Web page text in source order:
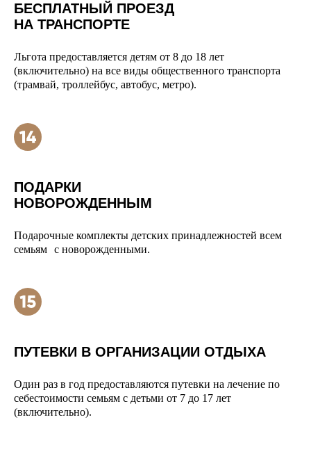
БЕСПЛАТНЫЙ ПРОЕЗД
НА ТРАНСПОРТЕ
Льгота предоставляется детям от 8 до 18 лет
(включительно) на все виды общественного транспорта
(трамвай, троллейбус, автобус, метро).
ПОДАРКИ
НОВОРОЖДЕННЫМ
Подарочные комплекты детских принадлежностей всем
семьям с новорожденными.
ПУТЕВКИ В ОРГАНИЗАЦИИ ОТДЫХА
Один раз в год предоставляются путевки на лечение по
себестоимости семьям с детьми от 7 до 17 лет
(включительно).